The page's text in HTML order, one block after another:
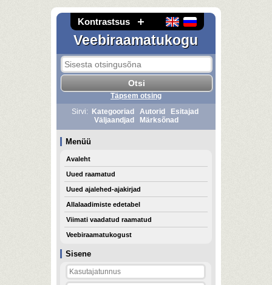
Kontrastsus
Veebiraamatukogu
Sisene
Täpsem otsing
Sirvi:
Kategooriad Autorid
Esitajad
Väljaandjad
Märksõnad
Menüü
Avaleht
Uued raamatud
Uued ajalehed-ajakirjad
Allalaadimiste edetabel
Viimati vaadatud raamatud
Veebiraamatukogust